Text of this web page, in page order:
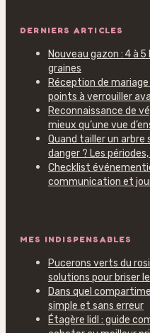
DERNIERS ARTICLES
Nouveau gazon : 4 à 5
graines
Réception de
points à verrouiller
Reconnaissance de
mieux qu’une vue
Quand tailler un arbre
danger ? Les
Checklist
communication et
MES INDISPENSABLES
Pucerons verts du
solutions pour briser
Dans quel
simple et sans erreur
Étagère lidl : guide